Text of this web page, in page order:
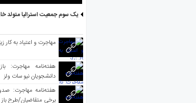
یک سوم جمعیت استرالیا متولد
مهاجرت و اعتیاد به کار
هفته‌نامه مهاجرت:
دانشجویان نیو سات ولز
برخی متقاضیان/طرح